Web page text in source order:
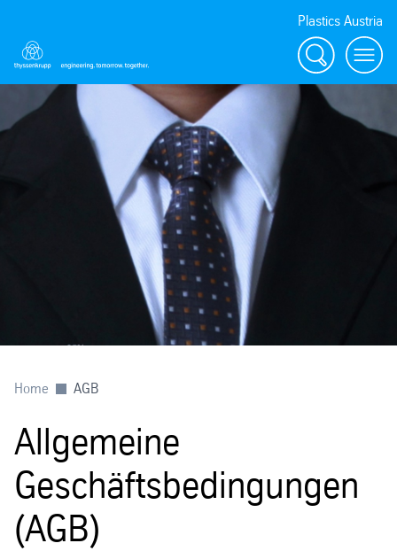
Plastics Austria
Suche
menu
Home AGB
Allgemeine
Geschäftsbedingungen
(AGB)